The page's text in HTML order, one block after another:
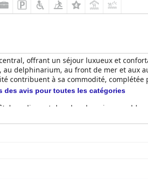
offrant un séjour luxueux et
delphinarium, au front de mer et aux
contribuent à sa commodité,
soulignant des chambres impeccables
agréable, contribuant à ses normes
bien noté avec sauna, jacuzzi et
pour sa qualité et sa variété
s'étend au dîner, où le restaurant
le séjour global. Bien que certains
des avis pour toutes les catégories